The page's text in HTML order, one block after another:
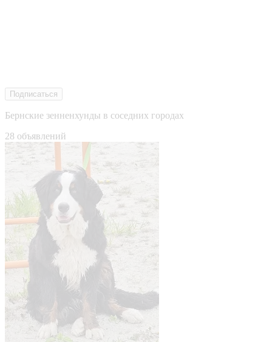
Подписаться
Бернские зенненхунды в соседних городах
28 объявлений